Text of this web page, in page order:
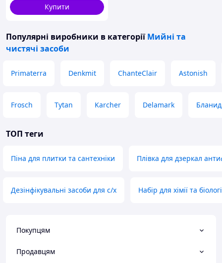
Купити
Популярні виробники в категорії Мийні та
чистячі засоби
Primaterra Denkmit ChanteClair Astonish
Frosch Tytan Karcher Delamark
ТОП теги
Піна для плитки та сантехніки Плівка для дзеркал
Дезінфікувальні засоби для с/х Набір для хімії та
Покупцям
Продавцям